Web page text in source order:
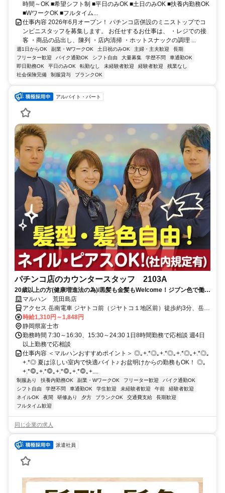
時間～OK ■希望シフト制 ■平日のみOK ■土日のみOK ■扶養内勤務OK
■WワークOK ■フルタイム...
仕事内容 2026年6月オープン！ パチンコ店併設のミニストップでコ
ンビニスタッフを募集します。 お任せするお仕事は、 ・レジでの接
客 ・商品の品出し、陳列 ・店内清掃 ・ホットスナックの調理 ...
週1日からOK 副業・WワークOK 土日祝のみOK 主婦・主夫歓迎
長期
フリーター歓迎
バイク通勤OK シフト自由 大量募集 学歴不問
車通勤OK
即日勤務OK
平日のみOK 転勤なし 未経験者歓迎 経験者歓迎
残業なし
社会保険完備
制服貸与 ブランクOK
アルバイト・パート
パチンコ店のカウンタースタッフ 2103A
20歳以上の方(健康増進法の為)/黒髪も金髪もWelcome！ジブン色で働け
る！多様性全開のマルハンで、アナタらしく働こう☆履歴書不要
マルハン 荒田島店
アクセス 岳南電車 ジヤトコ前（ジヤトコ１地区前）徒歩約3分、岳南
電車 吉原本町徒歩約9分、岳南電車 本吉原徒歩約11分
時給1,310円～1,848円
静岡県富士市
勤務時間 7:30～16:30、15:30～24:30 1日8時間勤務で応相談 週4日
以上勤務で応相談
仕事内容 ＜マルハンおすすめポイント＞ ◎｡+.*◎｡+.*◎｡+.*◎｡+.*◎｡
+.*◎ 夏は涼しい室内で快適バイト♪ お盆明けからの勤務もOK！ ◎｡
+.*◎｡+.*◎｡+.*◎｡+.*◎｡+....
制服あり 扶養内勤務OK 副業・WワークOK フリーター歓迎
バイク通勤OK
シフト自由
学歴不問 車通勤OK 学生歓迎 未経験者歓迎 午前
経験者歓迎
ネイルOK
夜間 研修あり 夕方 ブランクOK 交通費支給
長期歓迎
フルタイム歓迎
同じ企業の求人
派遣社員